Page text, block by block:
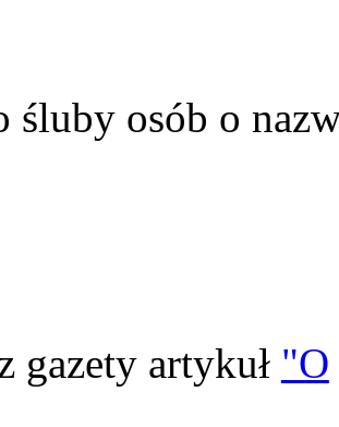
śluby osób o
gazety artykuł "O